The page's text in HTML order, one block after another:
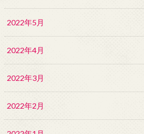
2022年5月
2022年4月
2022年3月
2022年2月